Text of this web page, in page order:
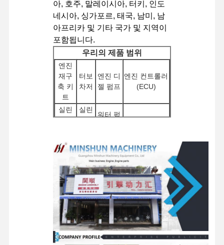
공장 투어 품질 관리 저희와 연락
사건
퍼킨스 엔진
이수즈 엔진
커민스 엔진
아, 호주, 말레이시아, 터키, 인도
네시아, 싱가포르, 태국, 남미, 남
아프리카 및 기타 국가 및 지역이
포함됩니다.
우리의 제품 범위
엔진
재구
축 키
트
터보
차저
엔진 디
젤 펌프
엔진 컨트롤러
(ECU)
실린
더 블
실린
더 헤
워터 펌
인젝터
스타
터 모
터
필터 진 액세
서리
굴착기 유압
펌프
회전
부품
분배
기 밸
브
여행용
모터 어
셈블리
섀시 구성 요
소 및 기타 액
세서리